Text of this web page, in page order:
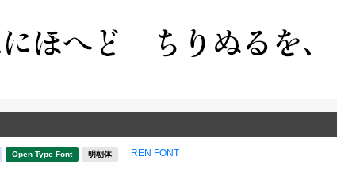
Open Type Font 明朝体 REN FONT